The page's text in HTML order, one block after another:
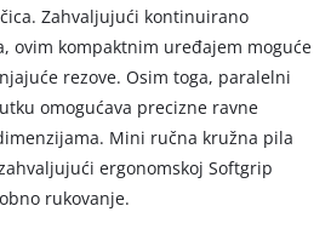
Zahvaljujući kontinuirano
ovim kompaktnim uređajem moguće
rezove. Osim toga, paralelni
omogućava precizne ravne
Mini ručna kružna pila
ergonomskoj Softgrip
rukovanje.